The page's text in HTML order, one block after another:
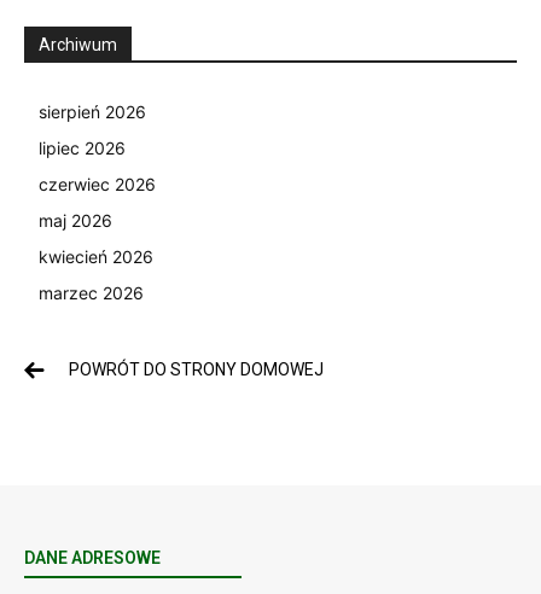
Archiwum
sierpień 2026
lipiec 2026
czerwiec 2026
maj 2026
kwiecień 2026
marzec 2026
POWRÓT DO STRONY DOMOWEJ
DANE ADRESOWE